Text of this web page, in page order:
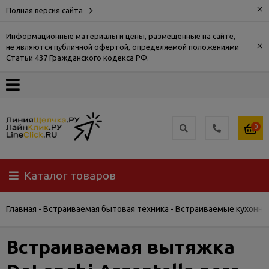
Полная версия сайта ×
Информационные материалы и цены, размещенные на сайте,
не являются публичной офертой, определяемой положениями
Статьи 437 Гражданского кодекса РФ.
×
О
Доставка
Самовывоз
Гарантия
0
Каталог товаров
Главная - Встраиваемая бытовая техника - Встраиваемые
Встраиваемая вытяжка